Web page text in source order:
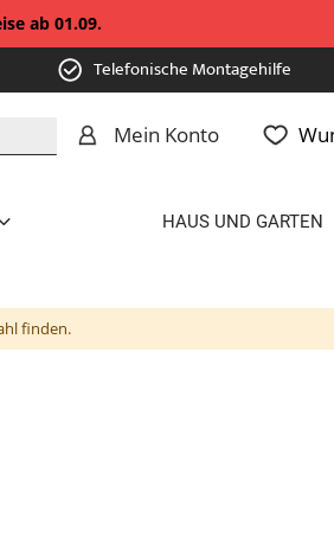
ab 01.09.
Telefonische Montagehilfe
Mein Konto
HAUS UND GARTEN
finden.